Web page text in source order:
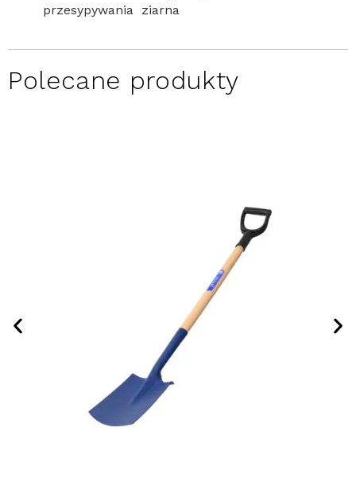
przesypywania ziarna
Polecane produkty